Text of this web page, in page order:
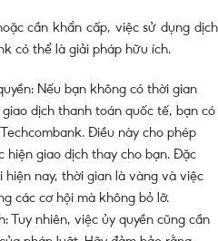
cần khẩn cấp, việc sử dụng dịch
có thể là giải pháp hữu ích.
Nếu bạn không có thời gian
dịch thanh toán quốc tế, bạn có
Điều này cho phép
hiện giao dịch thay cho bạn. Đặc
hiện nay, thời gian là vàng và việc
các cơ hội mà không bỏ lỡ.
Tuy nhiên, việc ủy quyền cũng cần